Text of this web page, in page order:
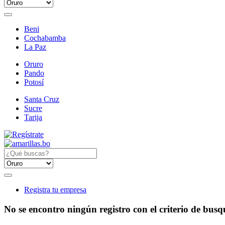
Beni
Cochabamba
La Paz
Oruro
Pando
Potosí
Santa Cruz
Sucre
Tarija
Registra tu empresa
No se encontro ningún registro con el criterio de